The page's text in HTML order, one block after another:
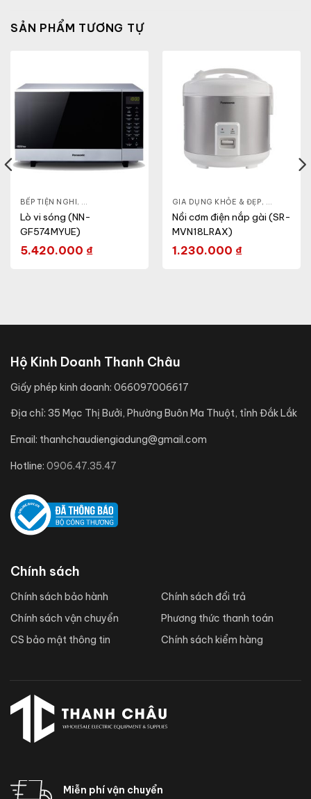
SẢN PHẨM TƯƠNG TỰ
BẾP TIỆN NGHI , GIA DỤNG KHỎE & ĐẸP ,LÒ VI SÓNG
Lò vi sóng (NN-
GF574MYUE)
5.420.000 ₫
GIA DỤNG KHỎE & ĐẸP, NỒI - ẤM -
Nồi cơm điện nắp gài (SR-
MVN18LRAX)
1.230.000 ₫
,LÒ VI SÓNG
Hộ Kinh Doanh Thanh Châu
Giấy phép kinh doanh: 066097006617
Địa chỉ: 35 Mạc Thị Bưởi, Phường Buôn Ma Thuột, tỉnh Đắk Lắk
Email: thanhchaudiengiadung@gmail.com
Hotline: 0906.47.35.47
Chính sách
Chính sách bảo hành
Chính sách vận chuyển
CS bảo mật thông tin
Chính sách đổi trả
Phương thức thanh toán
Chính sách kiểm hàng
Miễn phí vận chuyển